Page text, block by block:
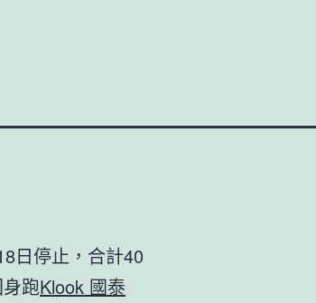
日停止，合計40
跑Klook 國泰